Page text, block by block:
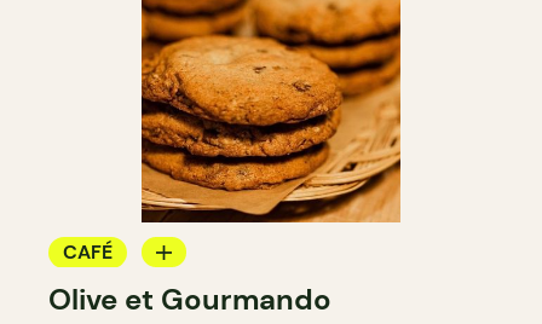
CAFÉ
COMPTOIR
Olive et Gourmando